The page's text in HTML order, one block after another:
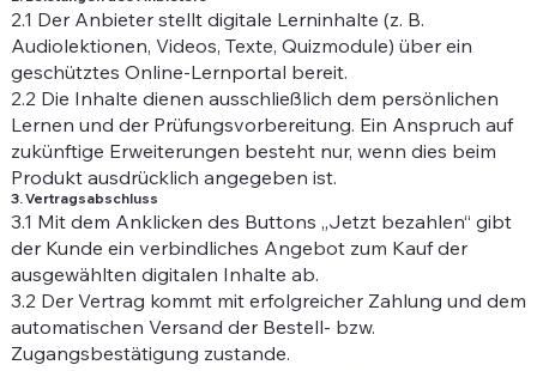
2.1 Der Anbieter stellt digitale Lerninhalte (z. B.
Audiolektionen, Videos, Texte, Quizmodule) über ein
geschütztes Online-Lernportal bereit.
2.2 Die Inhalte dienen ausschließlich dem persönlichen
Lernen und der Prüfungsvorbereitung. Ein Anspruch auf
zukünftige Erweiterungen besteht nur, wenn dies beim
Produkt ausdrücklich angegeben ist.
3. Vertragsabschluss
3.1 Mit dem Anklicken des Buttons „Jetzt bezahlen“ gibt
der Kunde ein verbindliches Angebot zum Kauf der
ausgewählten digitalen Inhalte ab.
3.2 Der Vertrag kommt mit erfolgreicher Zahlung und dem
automatischen Versand der Bestell- bzw.
Zugangsbestätigung zustande.